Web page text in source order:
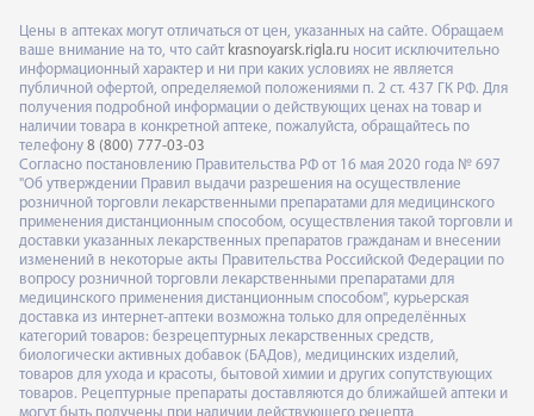
Цены в аптеках могут отличаться от цен, указанных на сайте. Обращаем
ваше внимание на то, что сайт krasnoyarsk.rigla.ru носит исключительно
информационный характер и ни при каких условиях не является
публичной офертой, определяемой положениями п. 2 ст. 437 ГК РФ. Для
получения подробной информации о действующих ценах на товар и
наличии товара в конкретной аптеке, пожалуйста, обращайтесь по
телефону 8 (800) 777-03-03
Согласно постановлению Правительства РФ от 16 мая 2020 года № 697
"Об утверждении Правил выдачи разрешения на осуществление
розничной торговли лекарственными препаратами для медицинского
применения дистанционным способом, осуществления такой торговли и
доставки указанных лекарственных препаратов гражданам и внесении
изменений в некоторые акты Правительства Российской Федерации по
вопросу розничной торговли лекарственными препаратами для
медицинского применения дистанционным способом", курьерская
доставка из интернет-аптеки возможна только для определённых
категорий товаров: безрецептурных лекарственных средств,
биологически активных добавок (БАДов), медицинских изделий,
товаров для ухода и красоты, бытовой химии и других сопутствующих
товаров. Рецептурные препараты доставляются до ближайшей аптеки и
могут быть получены при наличии действующего рецепта,